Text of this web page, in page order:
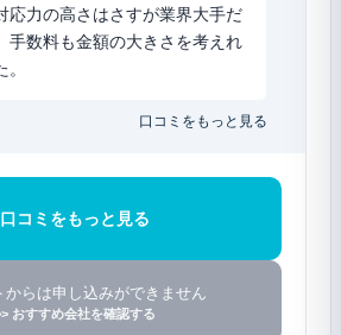
応力の高さはさすが業界大手だ
手数料も金額の大きさを考えれ
口コミをもっと見る
口コミをもっと見る
からは申し込みができません
おすすめ会社を確認する